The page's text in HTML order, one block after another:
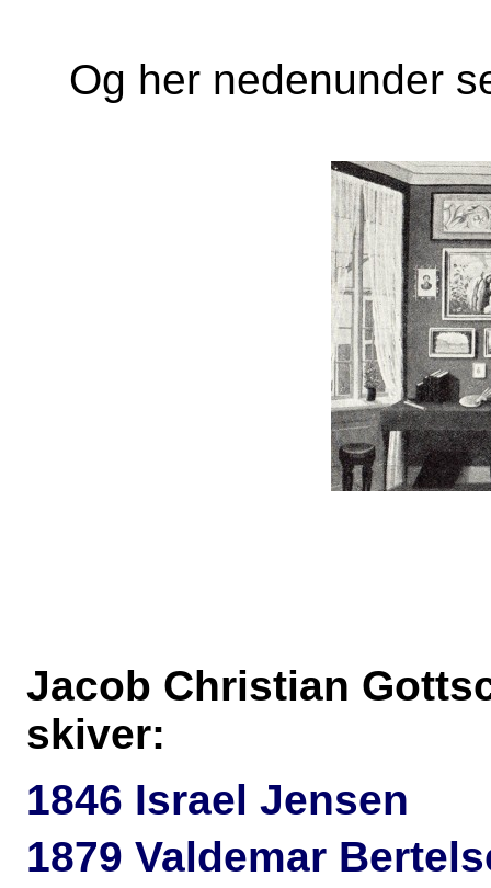
Og her nedenunder
Jacob Christian
skiver:
1846 Israel Jensen
1879 Valdemar